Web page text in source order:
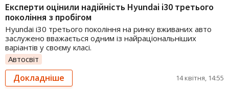
Експерти оцінили надійність Hyundai i30 третього
покоління з пробігом
Hyundai i30 третього покоління на ринку вживаних авто
заслужено вважається одним із найраціональніших
варіантів у своєму класі.
Автосвіт
Докладніше 14 квітня, 14:55